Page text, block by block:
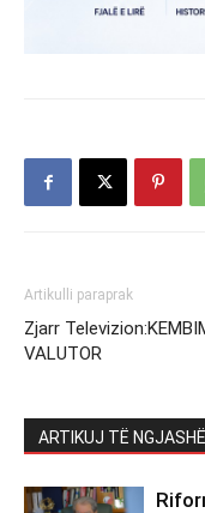
Artikulli paraprak
Zjarr
VALUTOR
ARTIKUJ TË